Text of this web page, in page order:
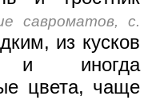
савроматов, с.
из кусков
и иногда
цвета, чаще